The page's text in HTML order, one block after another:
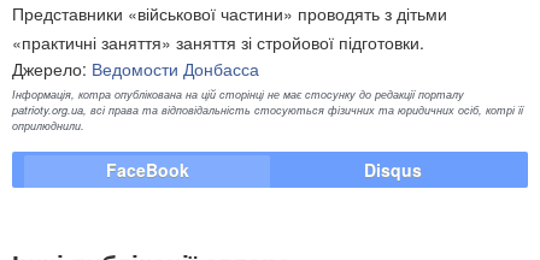
Представники «військової частини» проводять з дітьми
«практичні заняття» заняття зі стройової підготовки.
Джерело: Ведомости Донбасса
Інформація, котра опублікована на цій сторінці не має стосунку до редакції порталу
patrioty.org.ua, всі права та відповідальність стосуються фізичних та юридичних осіб, котрі її
оприлюднили.
FaceBook Disqus